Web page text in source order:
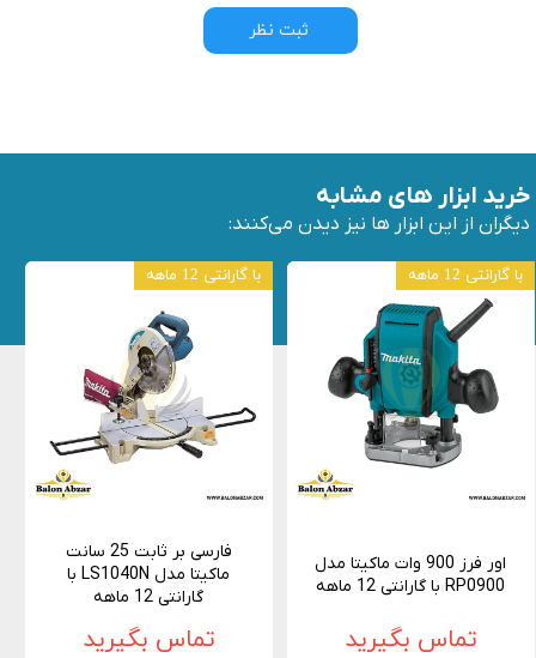
ثبت نظر
اور فرز 900 وات ماکیتا مدل
RP0900 با گارانتی 12 ماهه
تماس بگیرید
با گارانتی 12 ماهه
فارسی بر ثابت 25 سانت
ماکیتا مدل LS1040N با
گارانتی 12 ماهه
تماس بگیرید
با گارانتی 12 ماهه
خرید ابزار های مشابه
دیگران از این ابزار ها نیز دیدن می‌کنند: